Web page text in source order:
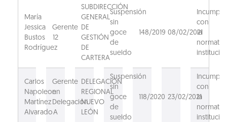
María
Jessica
Bustos
Rodríguez
Gerente
12
SUBDIRECCIÓN
GENERAL
DE
GESTIÓN
DE
CARTERA
Suspensión
sin
goce
de
sueldo
148/2019 08/02/2021
con
la
Carlos
Napoleon
Martínez
Alvarado
Gerente
en
Delegación
A
DELEGACIÓN
REGIONAL
NUEVO
LEÓN
Suspensión
sin
goce
de
sueldo
118/2020 23/02/2021
con
la